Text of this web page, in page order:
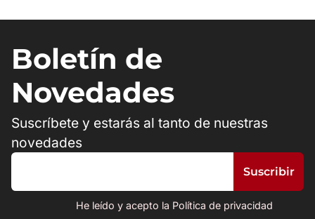
Boletín de
Novedades
Suscríbete y estarás al tanto de nuestras
novedades
He leído y acepto la Política de privacidad